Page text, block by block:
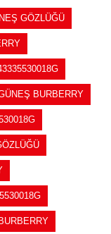
GÖZLÜĞÜ
BURBERRY